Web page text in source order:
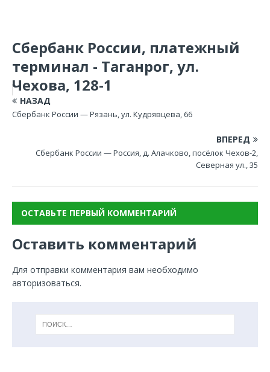
Сбербанк России, платежный
терминал - Таганрог, ул.
Чехова, 128-1
НАЗАД
Сбербанк России — Рязань, ул. Кудрявцева, 66
ВПЕРЕД
Сбербанк России — Россия, д. Алачково, посёлок Чехов-2,
Северная ул., 35
ОСТАВЬТЕ ПЕРВЫЙ КОММЕНТАРИЙ
Оставить комментарий
Для отправки комментария вам необходимо
авторизоваться.